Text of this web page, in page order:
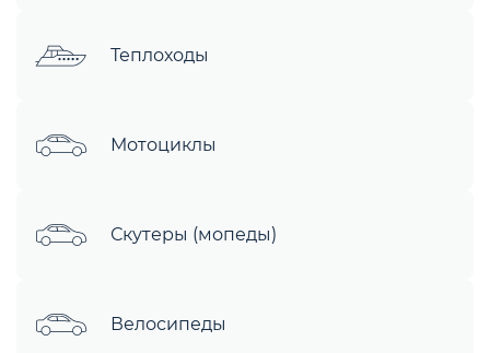
Теплоходы
Мотоциклы
Скутеры (мопеды)
Велосипеды